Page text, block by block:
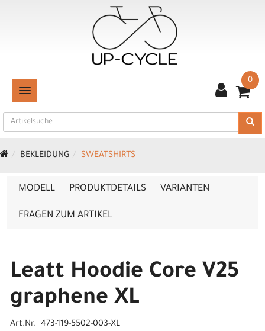
TOGGLE NAVIGATION
0
BEKLEIDUNG SWEATSHIRTS
MODELL PRODUKTDETAILS VARIANTEN
FRAGEN ZUM ARTIKEL
Leatt Hoodie Core V25
graphene XL
Art.Nr. 473-119-5502-003-XL